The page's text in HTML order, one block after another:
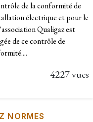
de la conformité de
électrique et pour le
Qualigaz est
de ce contrôle de
4227 vues
NORMES